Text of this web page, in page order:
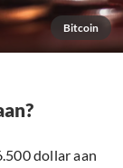
Bitcoin
dollar aan